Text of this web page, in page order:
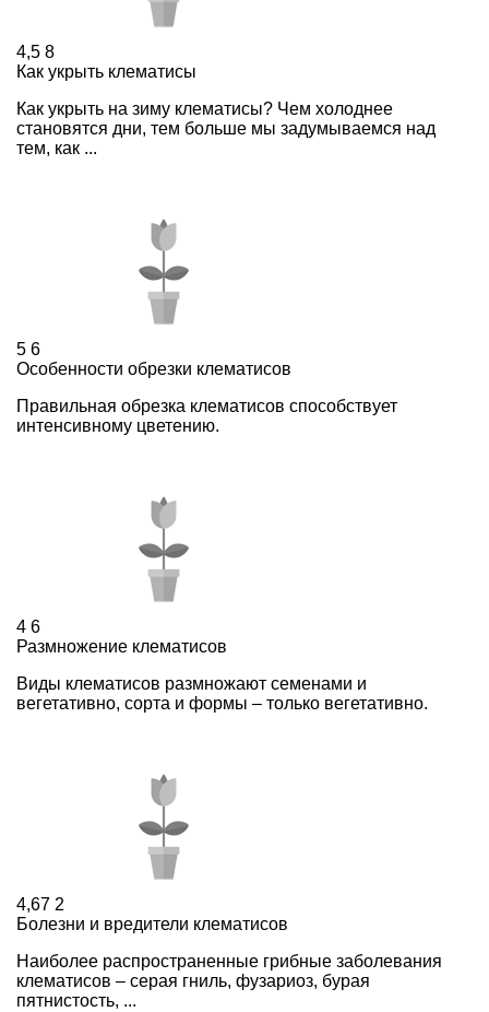
4,5 8
Как укрыть клематисы
Как укрыть на зиму клематисы? Чем холоднее
становятся дни, тем больше мы задумываемся над
тем, как ...
5 6
Особенности обрезки клематисов
Правильная обрезка клематисов способствует
интенсивному цветению.
4 6
Размножение клематисов
Виды клематисов размножают семенами и
вегетативно, сорта и формы – только вегетативно.
4,67 2
Болезни и вредители клематисов
Наиболее распространенные грибные заболевания
клематисов – серая гниль, фузариоз, бурая
пятнистость, ...